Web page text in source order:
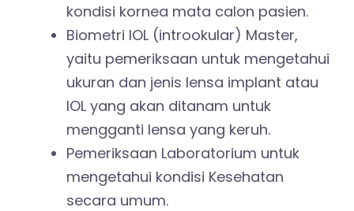
kondisi kornea mata calon pasien.
Biometri IOL (introokular) Master,
yaitu pemeriksaan untuk mengetahui
ukuran dan jenis lensa implant atau
IOL yang akan ditanam untuk
mengganti lensa yang keruh.
Pemeriksaan Laboratorium untuk
mengetahui kondisi Kesehatan
secara umum.